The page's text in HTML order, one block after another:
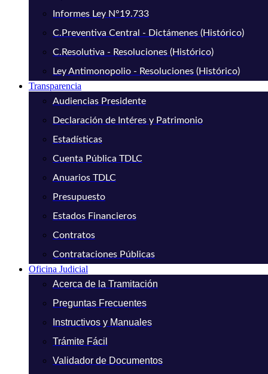
Informes Ley N°19.733
C.Preventiva Central - Dictámenes (Histórico)
C.Resolutiva - Resoluciones (Histórico)
Ley Antimonopolio - Resoluciones (Histórico)
Transparencia
Audiencias Presidente
Declaración de Intéres y Patrimonio
Estadísticas
Cuenta Pública TDLC
Anuarios TDLC
Presupuesto
Estados Financieros
Contratos
Contrataciones Públicas
Oficina Judicial
Acerca de la Tramitación
Preguntas Frecuentes
Instructivos y Manuales
Trámite Fácil
Validador de Documentos